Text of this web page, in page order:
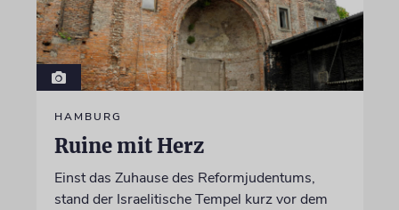
HAMBURG
Ruine mit Herz
Einst das Zuhause des Reformjudentums,
stand der Israelitische Tempel kurz vor dem